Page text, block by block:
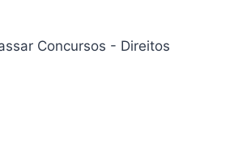
Concursos - Direitos